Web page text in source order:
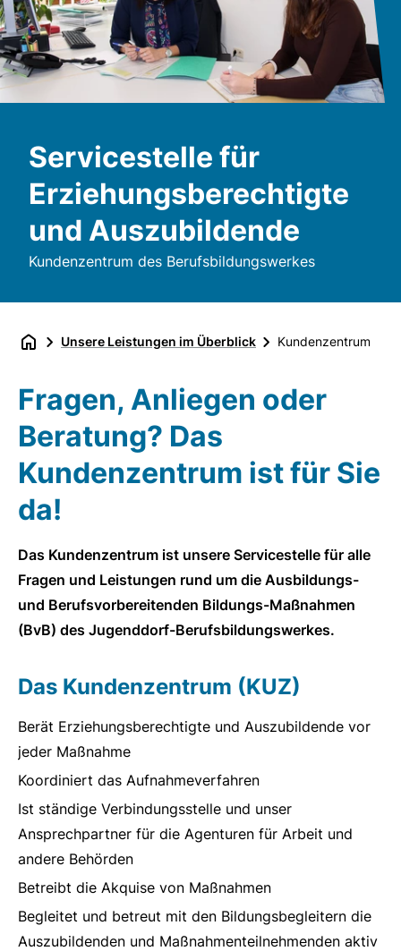
Servicestelle für
Erziehungsberechtigte
und Auszubildende
Kundenzentrum des Berufsbildungswerkes
Unsere Leistungen im Überblick Kundenzentrum
Fragen, Anliegen oder
Beratung? Das
Kundenzentrum ist für Sie
da!
Das Kundenzentrum ist unsere Servicestelle für alle
Fragen und Leistungen rund um die Ausbildungs-
und Berufsvorbereitenden Bildungs-Maßnahmen
(BvB) des Jugenddorf-Berufsbildungswerkes.
Das Kundenzentrum (KUZ)
Berät Erziehungsberechtigte und Auszubildende vor
jeder Maßnahme
Koordiniert das Aufnahmeverfahren
Ist ständige Verbindungsstelle und unser
Ansprechpartner für die Agenturen für Arbeit und
andere Behörden
Betreibt die Akquise von Maßnahmen
Begleitet und betreut mit den Bildungsbegleitern die
Auszubildenden und Maßnahmenteilnehmenden aktiv